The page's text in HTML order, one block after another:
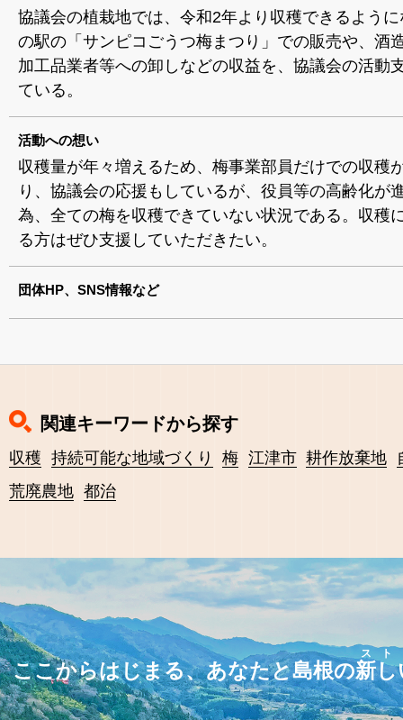
協議会の植栽地では、令和2年より収穫できるよう
の駅の「サンピコごうつ梅まつり」での販売や、酒
加工品業者等への卸しなどの収益を、協議会の活動
ている。
活動への想い
収穫量が年々増えるため、梅事業部員だけでの収穫
り、協議会の応援もしているが、役員等の高齢化が
為、全ての梅を収穫できていない状況である。収穫
る方はぜひ支援していただきたい。
団体HP、SNS情報など
関連キーワードから探す
収穫 持続可能な地域づくり 梅 江津市 耕作放棄地
荒廃農地 都治
ここからはじまる、あなたと島根の新し
スト